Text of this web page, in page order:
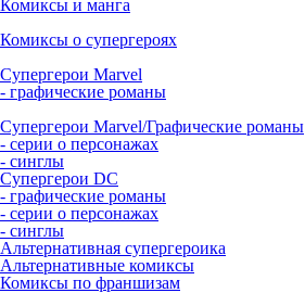
Комиксы и манга
Комиксы о супергероях
Супергерои Marvel
- графические романы
Супергерои Marvel/Графические романы
- серии о персонажах
- синглы
Супергерои DC
- графические романы
- серии о персонажах
- синглы
Альтернативная супергероика
Альтернативные комиксы
Комиксы по франшизам